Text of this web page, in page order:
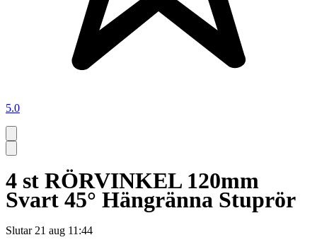
5.0
4 st RÖRVINKEL 120mm
Svart 45° Hängränna Stuprör
Slutar 21 aug 11:44